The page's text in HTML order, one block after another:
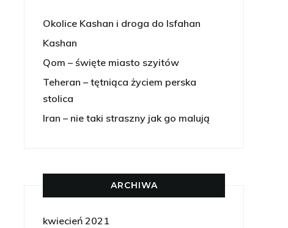
Okolice Kashan i droga do Isfahan
Kashan
Qom – święte miasto szyitów
Teheran – tętniąca życiem perska
stolica
Iran – nie taki straszny jak go malują
ARCHIWA
kwiecień 2021